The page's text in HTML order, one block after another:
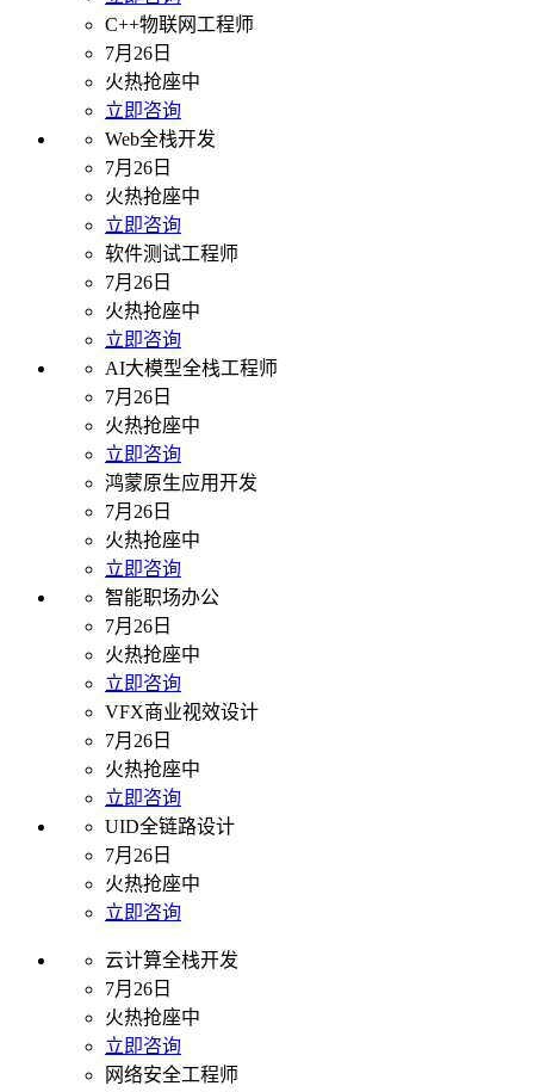
C++物联网工程师
7月26日
火热抢座中
立即咨询
Web全栈开发
7月26日
火热抢座中
立即咨询
软件测试工程师
7月26日
火热抢座中
立即咨询
AI大模型全栈工程师
7月26日
火热抢座中
立即咨询
鸿蒙原生应用开发
7月26日
火热抢座中
立即咨询
智能职场办公
7月26日
火热抢座中
立即咨询
VFX商业视效设计
7月26日
火热抢座中
立即咨询
UID全链路设计
7月26日
火热抢座中
立即咨询
云计算全栈开发
7月26日
火热抢座中
立即咨询
网络安全工程师